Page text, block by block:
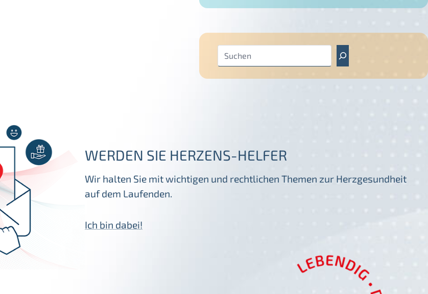
u
c
WERDEN SIE HERZENS-HELFER
Wir halten Sie mit wichtigen und rechtlichen Themen zur Herzgesundheit
auf dem Laufenden.
Ich bin dabei!